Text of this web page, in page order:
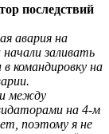
последствий
авария на
заливать
командировку на
между
на 4-м
поэтому я не